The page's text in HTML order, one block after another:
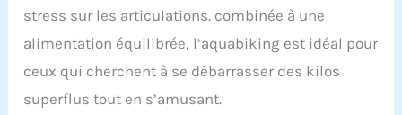
stress sur les articulations. combinée à une
alimentation équilibrée, l’aquabiking est idéal pour
ceux qui cherchent à se débarrasser des kilos
superflus tout en s’amusant.